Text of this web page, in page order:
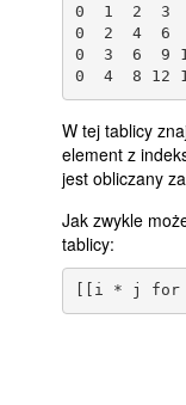
0  1  2  3
0  2  4  6
0  3  6  9
W tej tablicy
element z
jest obliczany
Jak zwykle
tablicy: